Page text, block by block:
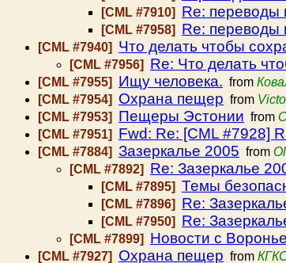
[CML #7910] Re: переводы
[CML #7958] Re: переводы
[CML #7940] Что делать чтобы
[CML #7956] Re: Что делать
[CML #7955] Ищу человека. from
[CML #7954] Охрана пещер from
[CML #7953] Пещеры Эстонии from
[CML #7951] Fwd: Re: [CML #7928]
[CML #7884] Зазеркалье 2005 from
[CML #7892] Re: Зазеркалье
[CML #7895] Темы
[CML #7896] Re:
[CML #7950] Re:
[CML #7899] Новости с
[CML #7927] Охрана пещер from